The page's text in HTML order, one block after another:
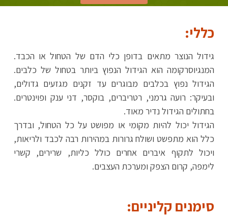
כללי:
גידול הנוצר מתאים בדופן כלי הדם של הטחול או הכבד.
המנגיוסרקומה הוא הגידול הנפוץ ביותר בטחול של כלבים.
הגידול נפוץ בכלבים מבוגרים עד זקנים מגזעים גדולים,
ובעיקר: רועה גרמני, רטריברים, בוקסר, דני ענק ופוינטרים.
בחתולים הגידול נדיר מאוד.
הגידול יכול להיות מקומי או מפושט על כל הטחול, ובדרך
כלל הוא מתפשט ושולח גרורות במהירות רבה לכבד ולריאות,
ויכול לתקוף איברים אחרים כולל כליות, שרירים, קשרי
לימפה, קרום הצפק ומערכת העצבים.
סימנים קליניים: